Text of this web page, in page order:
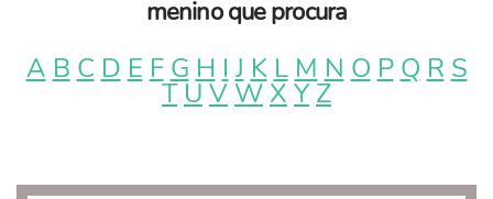
menino que procura
A B C D E F G H I J K L M N O P Q R S
TUVW XYZ